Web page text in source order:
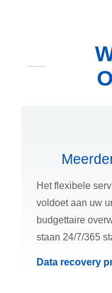
Het flexibele
voldoet aan uw
budgettaire
staan 24/7/365
Data recovery